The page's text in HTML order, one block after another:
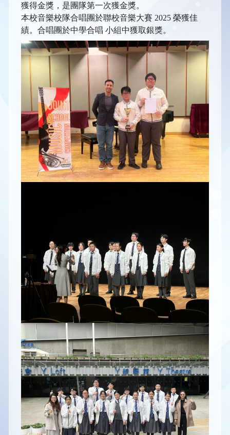
獲得金獎，是團隊第一次獲金獎。
本校音樂校隊合唱團於聯校音樂大賽 2025 榮獲佳
績。合唱團於中學合唱 小組中獲取銀獎。